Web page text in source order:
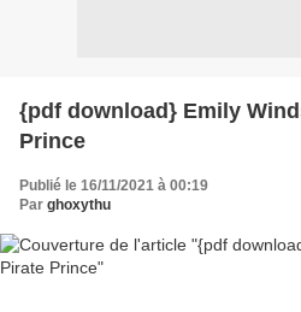
{pdf download} Emily
Prince
Publié le 16/11/2021 à 00:19
Par ghoxythu